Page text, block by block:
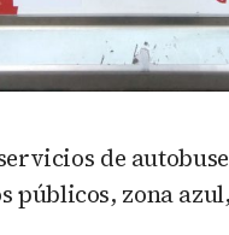
de
públicos, zona